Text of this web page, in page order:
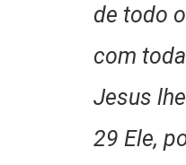
de todo
com
Jesus
29 Ele,